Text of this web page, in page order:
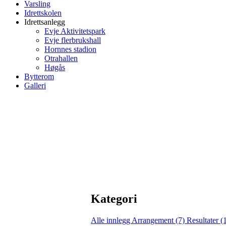
Varsling
Idrettskolen
Idrettsanlegg
Evje Aktivitetspark
Evje flerbrukshall
Hornnes stadion
Otrahallen
Høgås
Bytterom
Galleri
Kategori
Alle innlegg Arrangement (7) Resultater